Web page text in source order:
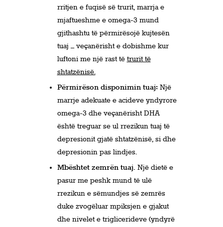
rritjen e fuqisë së trurit, marrja e
mjaftueshme e omega-3 mund
gjithashtu të përmirësojë kujtesën
tuaj – veçanërisht e dobishme kur
luftoni me një rast të trurit të
shtatzënisë.
Përmirëson disponimin tuaj: Një
marrje adekuate e acideve yndyrore
omega-3 dhe veçanërisht DHA
është treguar se ul rrezikun tuaj të
depresionit gjatë shtatzënisë, si dhe
depresionin pas lindjes.
Mbështet zemrën tuaj. Një dietë e
pasur me peshk mund të ulë
rrezikun e sëmundjes së zemrës
duke zvogëluar mpiksjen e gjakut
dhe nivelet e triglicerideve (yndyrë